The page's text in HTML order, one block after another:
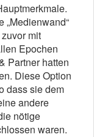
„Medienwand“
mit
Epochen
Partner hatten
Diese Option
dass sie dem
andere
nötige
waren.